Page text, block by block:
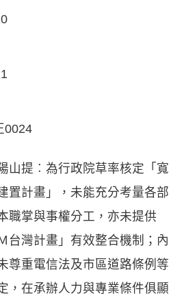
0024
山提︰為行政院草率核定「寬
置計畫」，未能充分考量各部
職掌與事權分工，亦未提供
台灣計畫」有效整合機制；內
尊重電信法及市區道路條例等
，在承辦人力與專業條件俱顯